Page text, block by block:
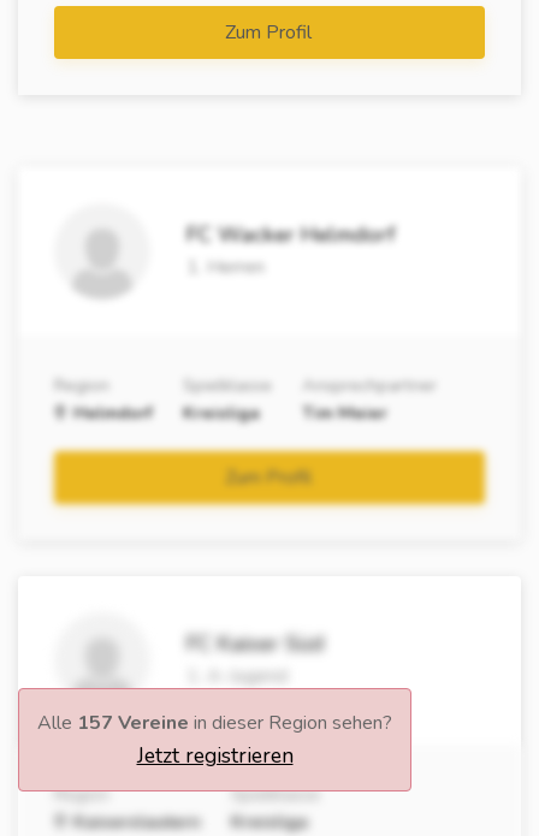
Zum Profil
FC Wacker Helmdorf
1. Herren
Region
Helmdorf
Spielklasse
Kreisliga
Ansprechpartner
Tim Meier
Zum Profil
FC Kaiser Süd
1. A-Jugend
Region
Kaiserslautern
Spielklasse
Kreisliga
Alle 157 Vereine in dieser Region sehen?
Jetzt registrieren